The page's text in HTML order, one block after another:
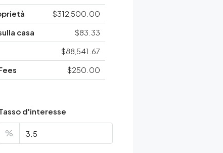
$312,500.00
casa
$83.33
$88,541.67
$250.00
d'interesse
%